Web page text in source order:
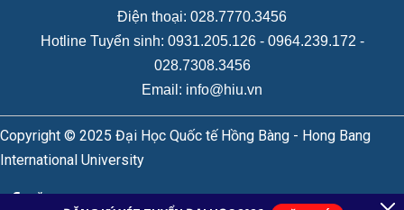
Điện thoại: 028.7770.3456
Hotline Tuyển sinh: 0931.205.126- 0964.239.172 -
028.7308.3456
Email: info@hiu.vn
Copyright © 2025 Đại Học Quốc tế Hồng Bàng - Hong Bang
International University